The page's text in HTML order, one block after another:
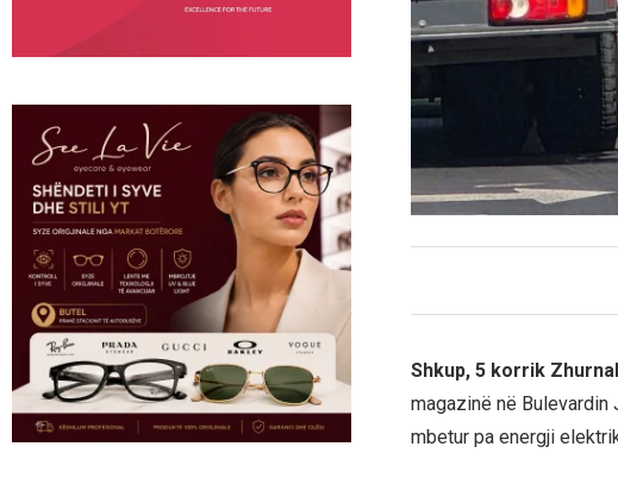
Shkup, 5 korrik
magazinë në Bulevardin
mbetur pa energji